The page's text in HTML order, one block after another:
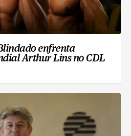
enfrenta
Arthur Lins no CDL